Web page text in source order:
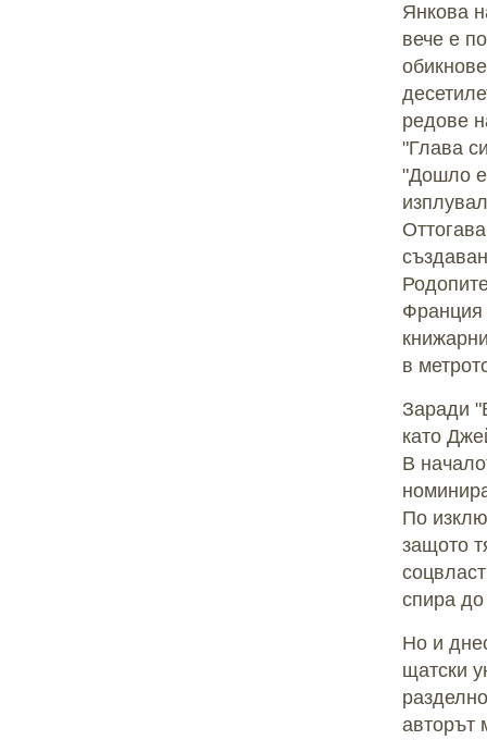
Янкова
вече е
редове
"Глава
"Дошло е
Франция
в
Заради
като
В
По
защото
спира
Но и
щатски
авторът